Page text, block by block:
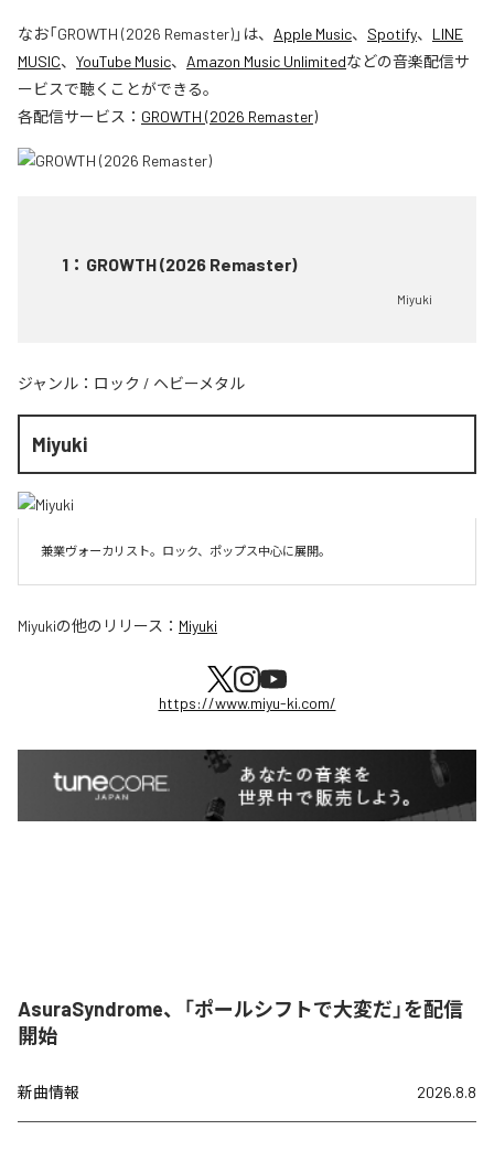
なお「GROWTH (2026 Remaster)」は、 Apple Music、 Spotify、 LINE
MUSIC、 YouTube Music、 Amazon Music Unlimitedなどの音楽配信サ
ービスで聴くことができる。
各配信サービス： GROWTH (2026 Remaster)
1 ： GROWTH (2026 Remaster)
Miyuki
ジャンル： ロック / ヘビーメタル
Miyuki
兼業ヴォーカリスト。ロック、ポップス中心に展開。
Miyukiの他のリリース： Miyuki
https://www.miyu-ki.com/
AsuraSyndrome、「ポールシフトで大変だ」を配信
開始
新曲情報 2026.8.8